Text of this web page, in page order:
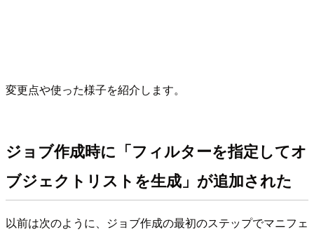
変更点や使った様子を紹介します。
ジョブ作成時に「フィルターを指定してオ
ブジェクトリストを生成」が追加された
以前は次のように、ジョブ作成の最初のステップでマニフェ